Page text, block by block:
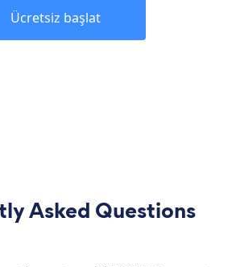
Ücretsiz başlat
Asked Questions